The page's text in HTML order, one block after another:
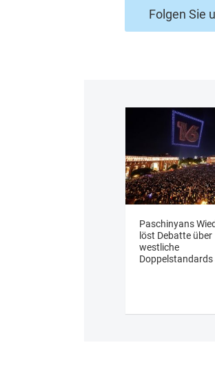
Folgen Sie
Paschinyans
löst Debatte über
westliche
Doppelstandards